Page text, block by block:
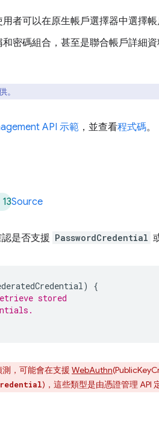
用者可以在原生帳戶選擇器中選擇帳
密碼組合，甚至是聯合帳戶詳細
。
API 示範 ，並查看程式碼。
13Source
是否支援 PasswordCredential
)
{
stored
，可能會在支援 WebAuthn
)，這些類型是由憑證管理 API